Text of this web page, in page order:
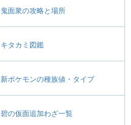
鬼面衆の攻略と場所
キタカミ図鑑
新ポケモンの種族値・タイプ
碧の仮面追加わざ一覧